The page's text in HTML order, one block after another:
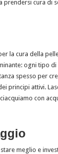
prendersi cura di
la cura della
ogni tipo
spesso per
principi attivi.
con
meglio e